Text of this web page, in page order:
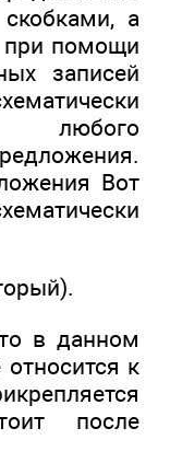
а
при помощи
записей
любого
Вот
в данном
к
после